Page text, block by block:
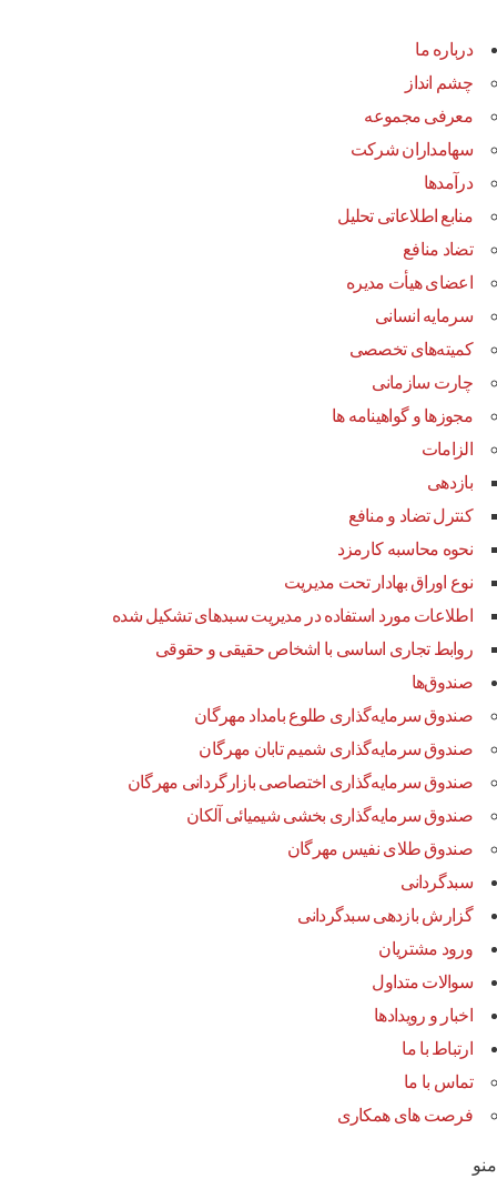
درباره ما
چشم انداز
معرفی مجموعه
سهامداران شرکت
درآمد‌ها
منابع اطلاعاتی تحلیل
تضاد منافع
اعضای هیأت مدیره
سرمایه انسانی
کمیته‌های تخصصی
چارت سازمانی
مجوزها و گواهینامه ها
الزامات
بازدهی
کنترل تضاد و منافع
نحوه محاسبه کارمزد
نوع اوراق بهادار تحت مدیریت
اطلاعات مورد استفاده در مدیریت سبدهای تشکیل شده
روابط تجاری اساسی با اشخاص حقیقی و حقوقی
صندوق‌ها
صندوق سرمایه‌گذاری طلوع بامداد مهرگان
صندوق سرمایه‌گذاری شمیم تابان مهرگان
صندوق سرمایه‌گذاری اختصاصی بازارگردانی مهرگان
صندوق سرمایه‌گذاری بخشی شیمیائی آلکان
صندوق طلای نفیس مهرگان
سبدگردانی
گزارش بازدهی سبدگردانی
ورود مشتریان
سوالات متداول
اخبار و رویدادها
ارتباط با ما
تماس با ما
فرصت های همکاری
منو